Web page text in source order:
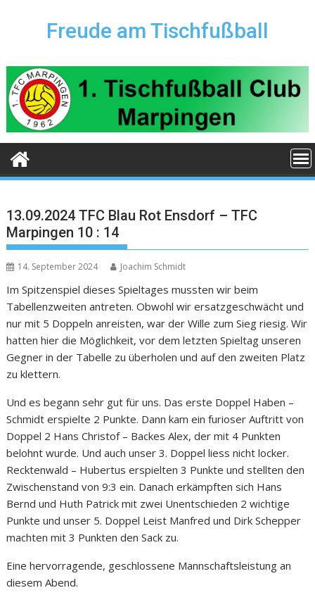
Freude am Tischfußball
13.09.2024 TFC Blau Rot Ensdorf – TFC
Marpingen 10 : 14
14. September 2024 Joachim Schmidt
Im Spitzenspiel dieses Spieltages mussten wir beim
Tabellenzweiten antreten. Obwohl wir ersatzgeschwächt und
nur mit 5 Doppeln anreisten, war der Wille zum Sieg riesig. Wir
hatten hier die Möglichkeit, vor dem letzten Spieltag unseren
Gegner in der Tabelle zu überholen und auf den zweiten Platz
zu klettern.
Und es begann sehr gut für uns. Das erste Doppel Haben –
Schmidt erspielte 2 Punkte. Dann kam ein furioser Auftritt von
Doppel 2 Hans Christof – Backes Alex, der mit 4 Punkten
belohnt wurde. Und auch unser 3. Doppel liess nicht locker.
Recktenwald – Hubertus erspielten 3 Punkte und stellten den
Zwischenstand von 9:3 ein. Danach erkämpften sich Hans
Bernd und Huth Patrick mit zwei Unentschieden 2 wichtige
Punkte und unser 5. Doppel Leist Manfred und Dirk Schepper
machten mit 3 Punkten den Sack zu.
Eine hervorragende, geschlossene Mannschaftsleistung an
diesem Abend.